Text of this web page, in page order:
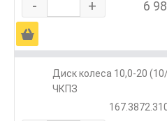
- + 6
Ä
Диск колеса 10,0-20
ЧКПЗ